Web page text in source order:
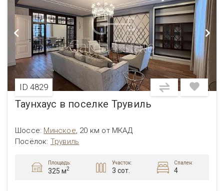
ID 4829
Таунхаус в поселке Трувиль
Шоссе: Минское, 20 км от МКАД
Посёлок: Трувиль
Площадь:
325 м2
Участок:
3 сот.
Спален:
4